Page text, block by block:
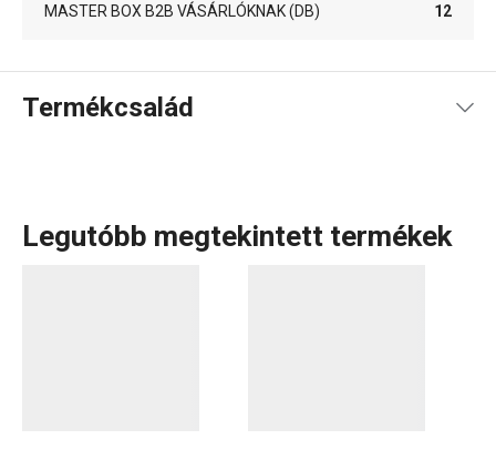
MASTER BOX B2B VÁSÁRLÓKNAK (DB) 12
Termékcsalád
Legutóbb megtekintett termékek